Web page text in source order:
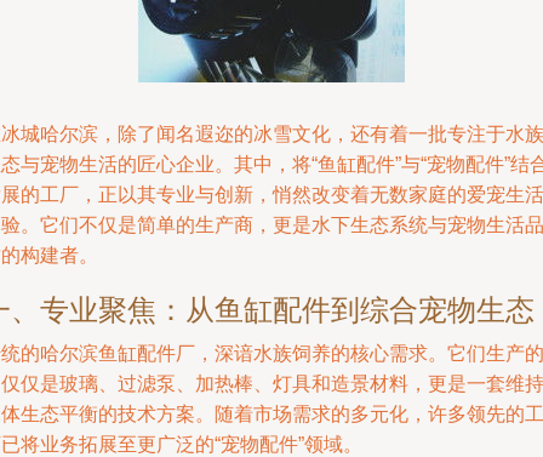
城哈尔滨，除了闻名遐迩的冰雪文化，还有着一批专注于水族
与宠物生活的匠心企业。其中，将“鱼缸配件”与“宠物配件”结
的工厂，正以其专业与创新，悄然改变着无数家庭的爱宠生活
。它们不仅是简单的生产商，更是水下生态系统与宠物生活品
构建者。
、专业聚焦：从鱼缸配件到综合宠物生态
的哈尔滨鱼缸配件厂，深谙水族饲养的核心需求。它们生产的
仅是玻璃、过滤泵、加热棒、灯具和造景材料，更是一套维持
生态平衡的技术方案。随着市场需求的多元化，许多领先的工
将业务拓展至更广泛的“宠物配件”领域。